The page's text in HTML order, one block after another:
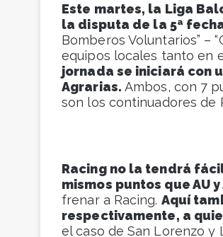
Este martes, la Liga
la disputa de la 5ª
Bomberos Voluntarios” –
equipos locales tanto en
jornada se iniciará con
Agrarias. Ambos, con 7
son los continuadores de
Racing no la tendrá
mismos puntos que AU
frenar a Racing. Aquí
respectivamente, a
el caso de San Lorenzo y